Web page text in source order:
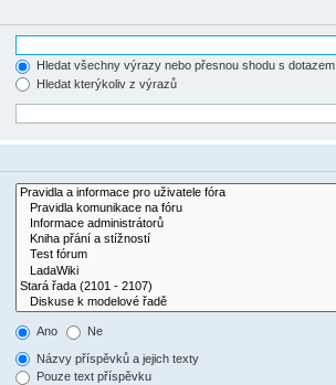
Hledat všechny výrazy nebo přesnou shodu s dotazem
Hledat kterýkoliv z výrazů
Ano Ne
Názvy příspěvků a jejich texty
Pouze text příspěvku